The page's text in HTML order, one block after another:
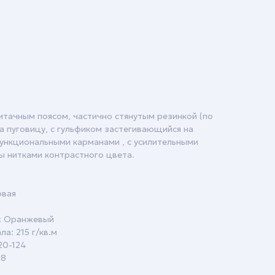
поясом, частично стянутым резинкой (по
с гульфиком застегивающийся на
карманами , с усилительными
контрастного цвета.
Оранжевый
215 г/кв.м
124